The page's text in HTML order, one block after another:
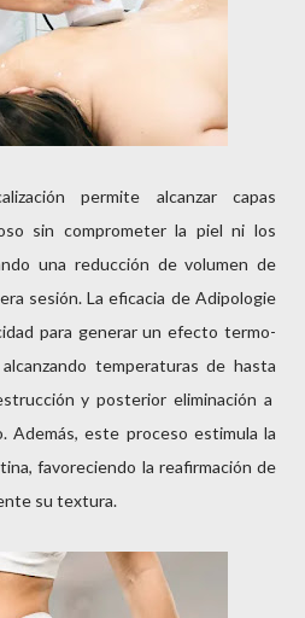
permite alcanzar capas
sin comprometer la piel ni los
una reducción de volumen de
sesión. La eficacia de Adipologie
para generar un efecto termo-
temperaturas de hasta
y posterior eliminación a
Además, este proceso estimula la
favoreciendo la reafirmación de
su textura.